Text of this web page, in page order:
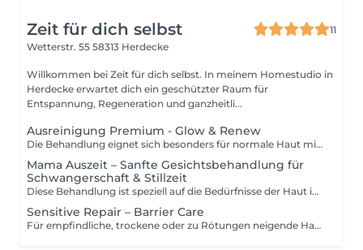
Zeit für dich selbst
11
Wetterstr. 55 58313 Herdecke
Willkommen bei Zeit für dich selbst. In meinem Homestudio in
Herdecke erwartet dich ein geschützter Raum für
Entspannung, Regeneration und ganzheitli...
Ausreinigung Premium - Glow & Renew
Die Behandlung eignet sich besonders für normale Haut mit vereinzelten Mitessern oder leichten Unreinheiten. Hier erwartet dich eine manuelle Ausreinigung mit einem intensiven Glow-Effekt. Nach einer sanften Reinigung und einem Enzympeeling erfolgt eine manuelle Ausreinigung, um Mitesser und Unreinheiten gezielt zu entfernen. Anschließend wird ein sanftes Microneedling durchgeführt, das die Hauterneuerung anregt, die Poren verfeinert und die Aufnahmefähigkeit für Wirkstoffe verbessert. Danach beruhigt eine Maske die Haut und bereitet sie optimal auf die abschließende Pflege vor. So entsteht ein verfeinertes, ebenmäßiges und strahlendes Hautbild mit natürlichem Glow. Bei stärkerer Unterlagerung, Akne, Anti-Aging-Bedarf, Pigmentstörungen oder Narben empfiehlt es sich, eine Behandlung aus den Kategorien Hautspezifisch" oder "Tiefenwirksam auszuwählen.
Mama Auszeit – Sanfte Gesichtsbehandlung für
Schwangerschaft & Stillzeit
Diese Behandlung ist speziell auf die Bedürfnisse der Haut in Schwangerschaft und Stillzeit abgestimmt und eignet sich ideal für empfindliche, trockene, unreine oder zu Rötungen neigende Haut. In dieser besonderen Lebensphase reagiert die Haut oft sensibler und benötigt eine besonders schonende, ausgleichende Pflege. Nach einer sanften Vorreinigung folgt ein mildes Enzympeeling, das die Haut klärt, ohne sie zu reizen. Anschließend erfolgt eine behutsame manuelle Ausreinigung, unterstützt durch den Skin Scrubber. Eine beruhigende Maske pflegt die Haut intensiv, während kühlende Ice Globes Rötungen und Schwellungen lindern. Zum Abschluss wird die Haut mit einem hochwertigen Serum und einer abgestimmten Pflege versorgt, die die Hautbarriere stärkt, beruhigt und intensiv Feuchtigkeit spendet. Verwendet werden ausschließlich sanfte Formulierungen ohne - in Schwangerschaft und Stillzeit - nicht empfohlene Wirkstoffe. Das Ziel ist eine ausgeglichene, geschützte Haut und ein entspanntes, gepflegtes Hautgefühl – eine wohltuende Auszeit speziell für werdende und stillende Mamas.
Sensitive Repair – Barrier Care
Für empfindliche, trockene oder zu Rötungen neigende Haut entwickelt, auch bei perioraler Dermatitis oder stark gestörter Hautbarriere. Nach einer sanften Vorreinigung und einem milden Enzympeeling erfolgt eine besonders schonende manuelle Ausreinigung, unterstützt durch den Skin Scrubber. Anschließend beruhigt eine pflegende Maske die Haut, während kühlende Ice Globes Rötungen und Schwellungen lindern. Zum Abschluss wird die Haut mit einem hochwirksamen Serum und einer abgestimmten Pflege versorgt barrierestärkend, beruhigend und feuchtigkeitsspendend - für eine geschützte, ausgeglichene Haut, weniger Rötungen und ein entspanntes Hautgefühl.